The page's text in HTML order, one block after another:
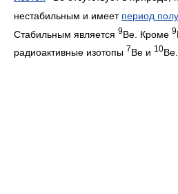
нестабильным и имеет период
Стабильным является 9Be. Кроме 9
радиоактивные изотопы 7Be и 10Be.